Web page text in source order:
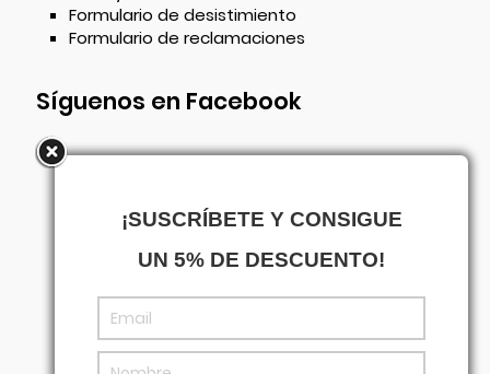
Formulario de desistimiento
Formulario de reclamaciones
Síguenos en Facebook
¡SUSCRÍBETE Y CONSIGUE
UN 5% DE DESCUENTO!